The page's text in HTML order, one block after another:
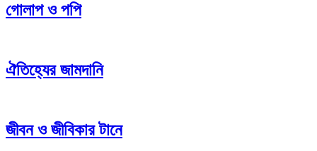
গোলাপ ও পপি
ঐতিহ্যের জামদানি
জীবন ও জীবিকার টানে